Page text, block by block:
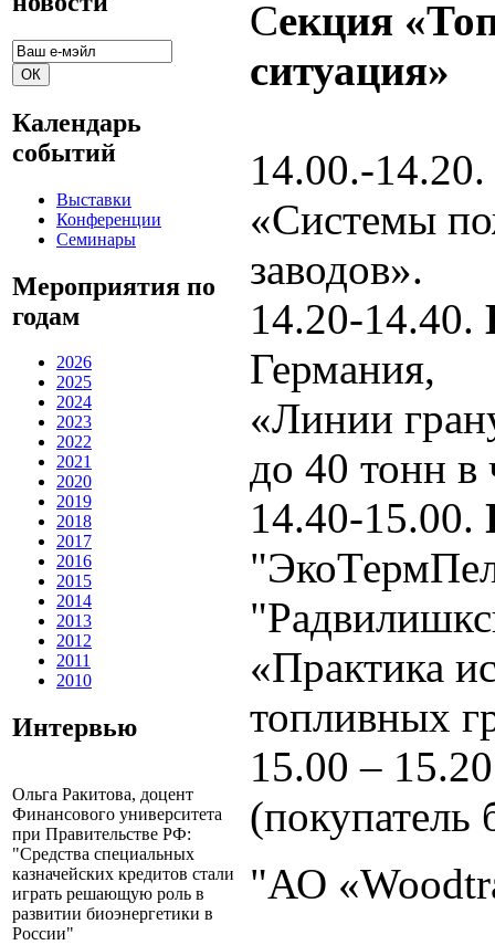
Календарь
событий
Выставки
Конференции
Семинары
Мероприятия по
годам
2026
2025
2024
2023
2022
2021
2020
2019
2018
2017
2016
2015
2014
2013
2012
2011
2010
Интервью
Ольга Ракитова, доцент
Финансового университета
при Правительстве РФ:
"Средства специальных
казначейских кредитов стали
играть решающую роль в
развитии биоэнергетики в
России"
Секция
ситуация»
14.00.-14.20.
«Системы
заводов».
14.20-14.40.
Германия,
«Линии
до 40 тонн в
14.40-15.00.
«Практика
топливных
15.00 –
(покупатель
"АО